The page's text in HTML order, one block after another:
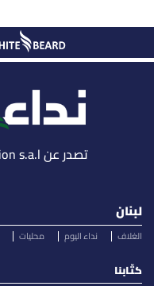
تصدر عن Lebanese Media Production s.a.l
لبنان
الغلاف نداء اليوم محليات
كتّابنا